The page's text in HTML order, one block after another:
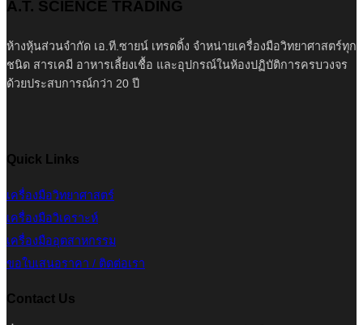
A.T. SCIENCE TRADING
ห้างหุ้นส่วนจำกัด เอ.ที.ซายน์ เทรดดิ้ง จำหน่ายเครื่องมือวิทยาศาสตร์ทุก
ชนิด สารเคมี อาหารเลี้ยงเชื้อ และอุปกรณ์ในห้องปฏิบัติการครบวงจร
ด้วยประสบการณ์กว่า 20 ปี
Quick Links
เครื่องมือวิทยาศาสตร์
เครื่องมือวิเคราะห์
เครื่องมืออุตสาหกรรม
ขอใบเสนอราคา / ติดต่อเรา
Contact Us